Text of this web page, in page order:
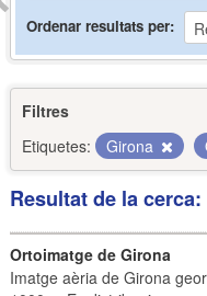
Ordenar resultats per
Filtres
Etiquetes:
Girona
Resultat de la
Ortoimatge de Girona
Imatge aèria de Girona